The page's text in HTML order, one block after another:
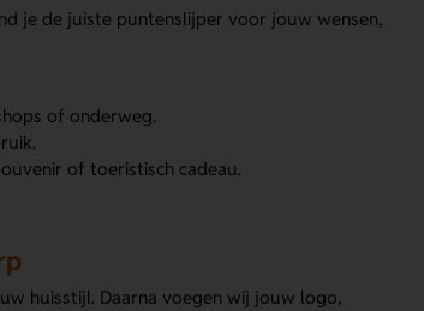
je de juiste puntenslijper voor jouw wensen,
of onderweg.
of toeristisch cadeau.
huisstijl. Daarna voegen wij jouw logo,